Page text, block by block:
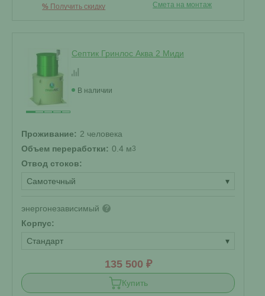
% Получить скидку Смета на монтаж
Септик Гринлос Аква 2 Миди
В наличии
Проживание: 2 человека
Объем переработки: 0.4 м3
Отвод стоков:
Самотечный
▾
энергонезависимый ?
Корпус:
Стандарт
▾
135 500 ₽
Купить